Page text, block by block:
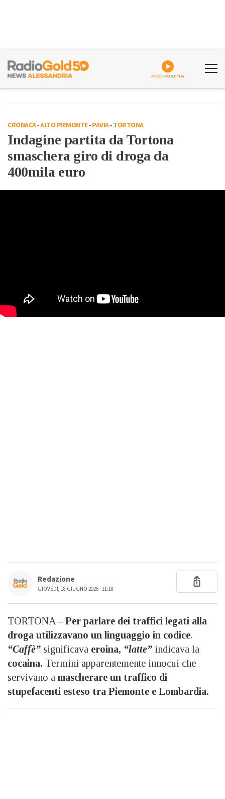
ASCOLTA GOLDPLAY
CRONACA-ALTO PIEMONTE-PAVIA-TORTONA
Indagine partita da Tortona
smaschera giro di droga da
400mila euro
Redazione
GIOVEDÌ, 18 GIUGNO 2026 - 11:18
TORTONA – Per parlare dei traffici legati alla
droga utilizzavano un linguaggio in codice.
“Caffè” significava eroina, “latte” indicava la
cocaina. Termini apparentemente innocui che
servivano a mascherare un traffico di
stupefacenti esteso tra Piemonte e Lombardia.